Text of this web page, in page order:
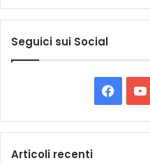
t
e
o
Seguici sui Social
a
Articoli recenti